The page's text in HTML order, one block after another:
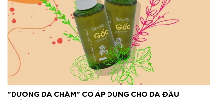
"DƯỠNG DA CHẬM" CÓ ÁP DỤNG CHO DA ĐẦU